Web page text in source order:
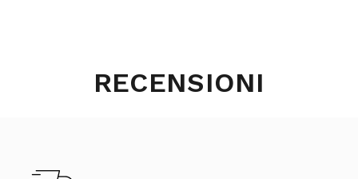
RECENSIONI